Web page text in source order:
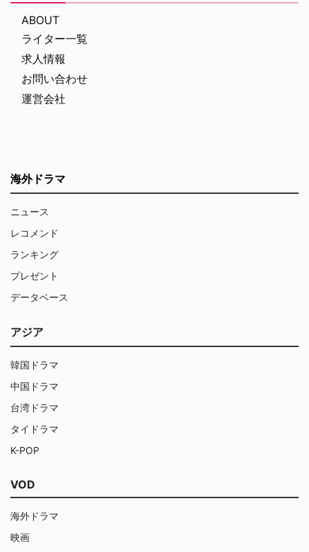
ABOUT
ライター一覧
求人情報
お問い合わせ
運営会社
海外ドラマ
ニュース
レコメンド
ランキング
プレゼント
データベース
アジア
韓国ドラマ
中国ドラマ
台湾ドラマ
タイドラマ
K-POP
VOD
海外ドラマ
映画